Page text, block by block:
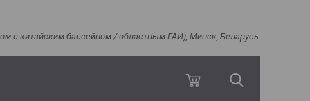
с китайским бассейном / областным ГАИ), Минск, Беларусь